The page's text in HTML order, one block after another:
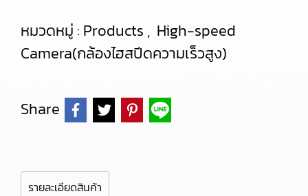
หมวดหมู่ : Products , High-speed
Camera(กล้องไฮสปีดความเร็วสูง)
Share
รายละเอียดสินค้า